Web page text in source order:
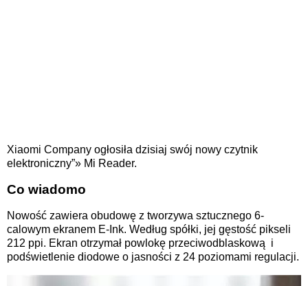
Xiaomi Company ogłosiła dzisiaj swój nowy czytnik
elektroniczny”» Mi Reader.
Co wiadomo
Nowość zawiera obudowę z tworzywa sztucznego 6-
calowym ekranem E-Ink. Według spółki, jej gęstość pikseli
212 ppi. Ekran otrzymał powlokę przeciwodblaskową i
podświetlenie diodowe o jasności z 24 poziomami regulacji.